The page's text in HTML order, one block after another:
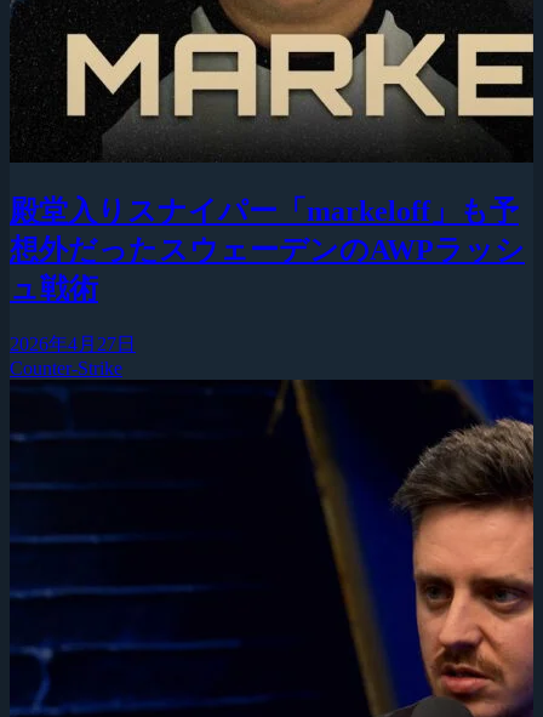
殿堂入りスナイパー「markeloff」も予
想外だったスウェーデンのAWPラッシ
ュ戦術
2026年4月27日
Counter-Strike